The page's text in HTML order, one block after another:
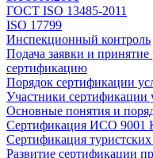
ГОСТ ISO 13485-2011
ISO 17799
Инспекционный контроль
Подача заявки и
сертификацию
Порядок сертификации
Участники сертификации
Основные понятия и
Сертификация ИСО 9001
Сертификация туристских
Развитие сертификации